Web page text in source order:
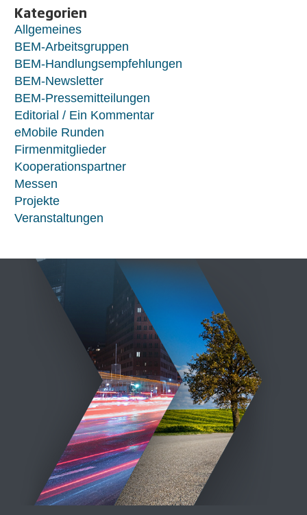
Kategorien
Allgemeines
BEM-Arbeitsgruppen
BEM-Handlungsempfehlungen
BEM-Newsletter
BEM-Pressemitteilungen
Editorial / Ein Kommentar
eMobile Runden
Firmenmitglieder
Kooperationspartner
Messen
Projekte
Veranstaltungen